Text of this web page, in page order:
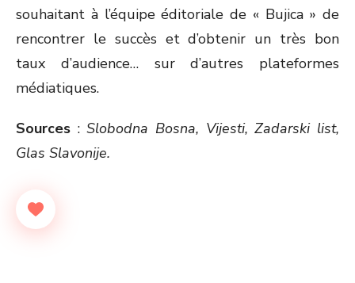
souhaitant à l’équipe éditoriale de « Bujica » de
rencontrer le succès et d’obtenir un très bon
taux d’audience… sur d’autres plateformes
médiatiques.
Sources :Slobodna Bosna, Vijesti, Zadarski list,
Glas Slavonije.